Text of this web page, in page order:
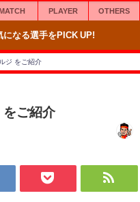
PLAYER OTHERS
なる選手をPICK UP!
ジ をご紹介
をご紹介